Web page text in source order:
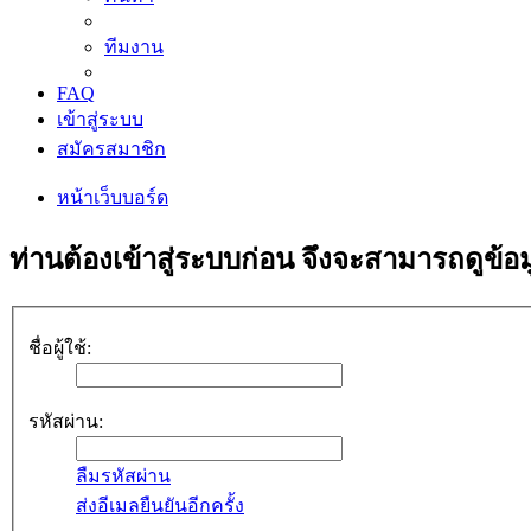
ทีมงาน
FAQ
เข้าสู่ระบบ
สมัครสมาชิก
หน้าเว็บบอร์ด
ท่านต้องเข้าสู่ระบบก่อน จึงจะสามารถดูข้
ชื่อผู้ใช้:
รหัสผ่าน:
ลืมรหัสผ่าน
ส่งอีเมลยืนยันอีกครั้ง